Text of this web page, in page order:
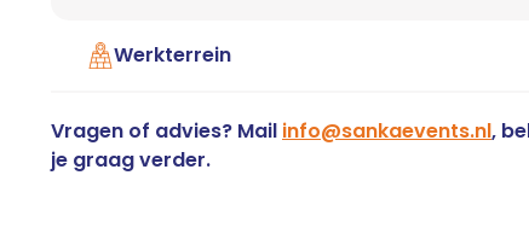
Werkterrein
Vragen of advies? Mail info@sankaevents.nl,
je graag verder.